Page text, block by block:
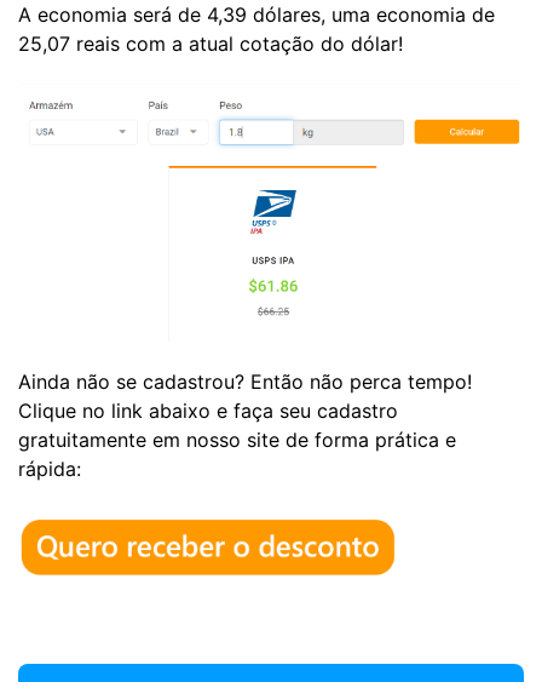
A economia será de 4,39 dólares, uma economia de
25,07 reais com a atual cotação do dólar!
Ainda não se cadastrou? Então não perca tempo!
Clique no link abaixo e faça seu cadastro
gratuitamente em nosso site de forma prática e
rápida: